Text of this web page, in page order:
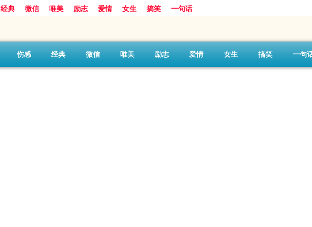
经典 微信 唯美 励志 爱情 女生 搞笑 一句话
伤感 经典 微信 唯美 励志 爱情 女生 搞笑 一句